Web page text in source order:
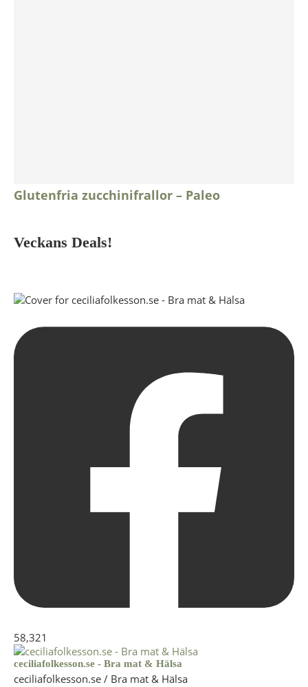
Glutenfria zucchinifrallor – Paleo
Veckans Deals!
58,321
ceciliafolkesson.se - Bra mat & Hälsa
ceciliafolkesson.se / Bra mat & Hälsa